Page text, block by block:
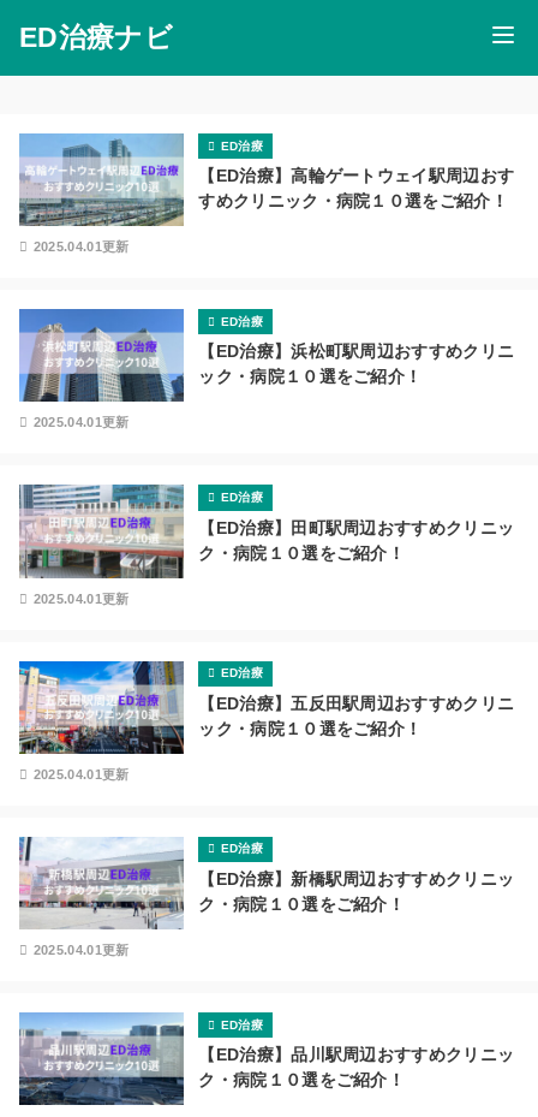
ED治療ナビ
ED治療
【ED治療】高輪ゲートウェイ駅周辺おす
すめクリニック・病院１０選をご紹介！
2025.04.01更新
ED治療
【ED治療】浜松町駅周辺おすすめクリニ
ック・病院１０選をご紹介！
2025.04.01更新
ED治療
【ED治療】田町駅周辺おすすめクリニッ
ク・病院１０選をご紹介！
2025.04.01更新
ED治療
【ED治療】五反田駅周辺おすすめクリニ
ック・病院１０選をご紹介！
2025.04.01更新
ED治療
【ED治療】新橋駅周辺おすすめクリニッ
ク・病院１０選をご紹介！
2025.04.01更新
ED治療
【ED治療】品川駅周辺おすすめクリニッ
ク・病院１０選をご紹介！